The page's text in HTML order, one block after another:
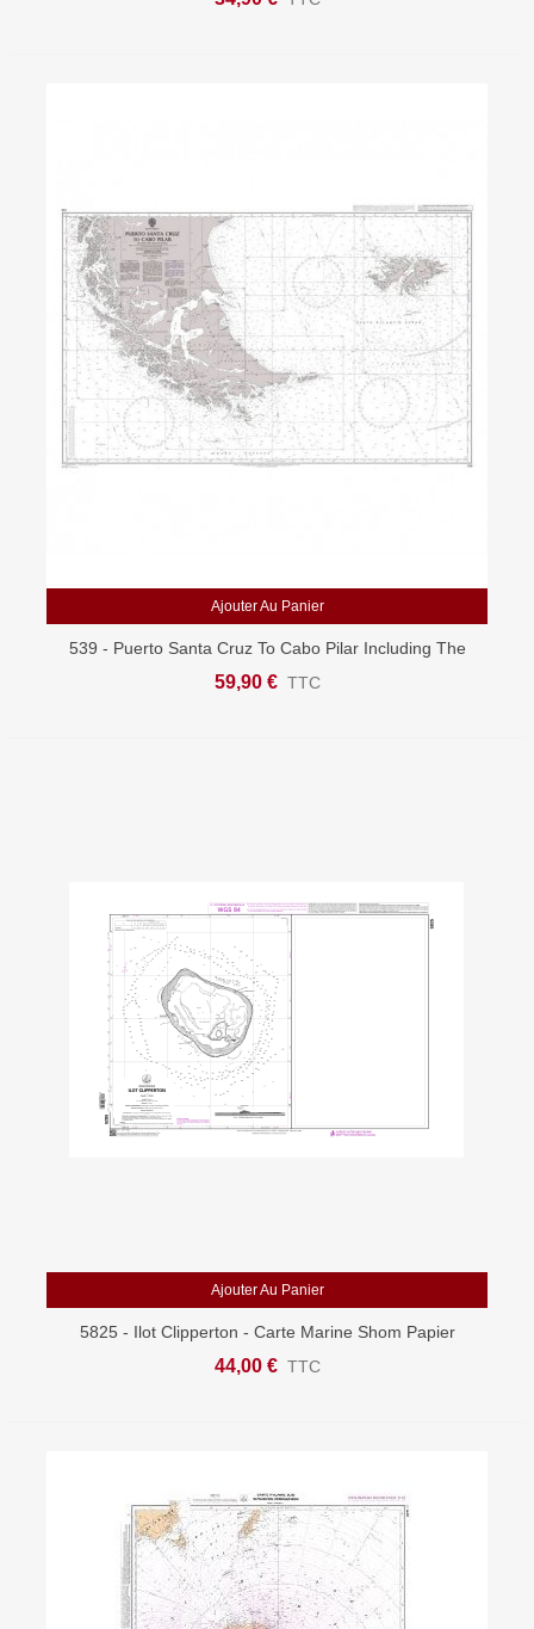
Ajouter Au Panier
539 - Puerto Santa Cruz To Cabo Pilar Including The
Falkland Islands - Carte Marine Admiralty
59,90 € TTC
Ajouter Au Panier
5825 - Ilot Clipperton - Carte Marine Shom Papier
44,00 € TTC